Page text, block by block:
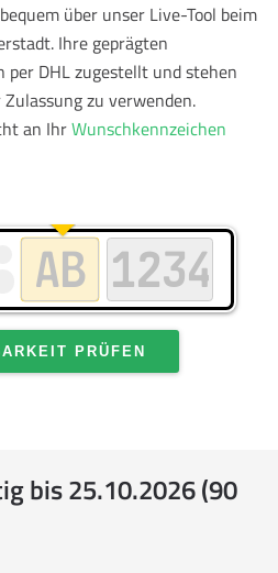
über unser Live-Tool beim
Ihre geprägten
per DHL zugestellt und stehen
zu verwenden.
an IhrWunschkennzeichen
PRÜFEN
bis 25.10.2026 (90